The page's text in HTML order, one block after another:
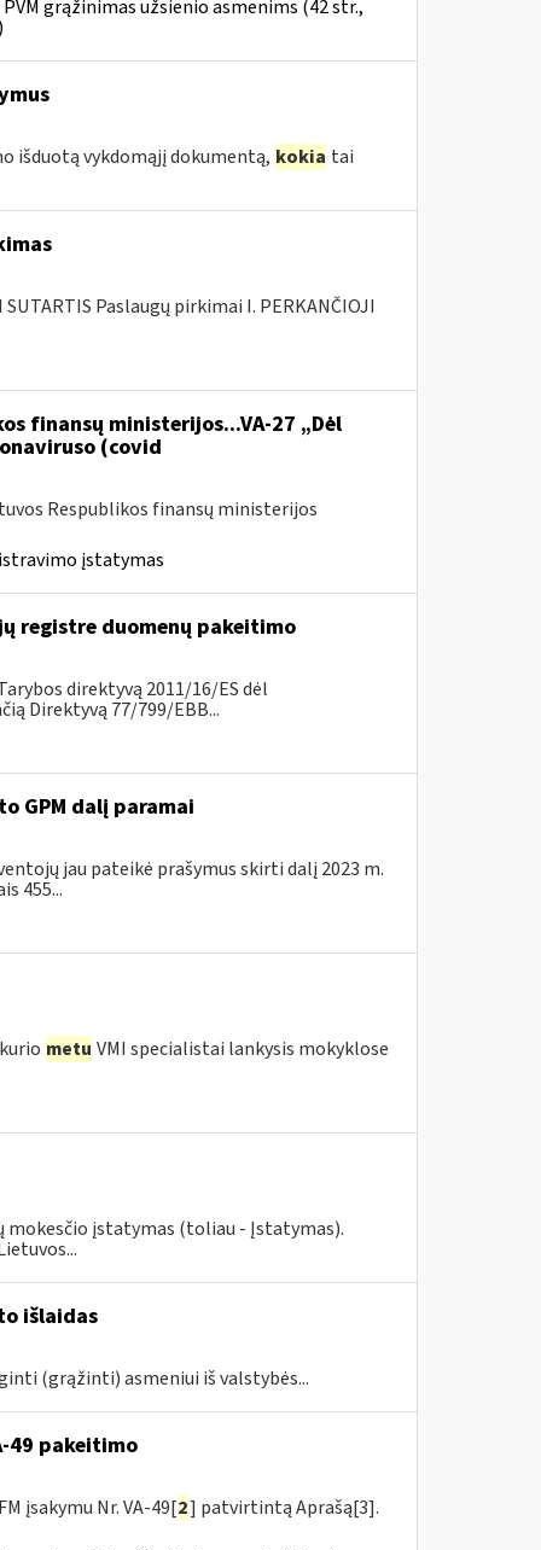
grąžinimas užsienio asmenims (42 str.,
išduotą vykdomąjį dokumentą, kokia tai
Paslaugų pirkimai I. PERKANČIOJI
finansų ministerijos...VA-27 „Dėl
(covid
Respublikos finansų ministerijos
įstatymas
registre duomenų pakeitimo
direktyvą 2011/16/ES dėl
Direktyvą 77/799/EBB...
GPM dalį paramai
jau pateikė prašymus skirti dalį 2023 m.
455...
metu VMI specialistai lankysis mokyklose
mokesčio įstatymas (toliau - Įstatymas).
išlaidas
(grąžinti) asmeniui iš valstybės...
49 pakeitimo
įsakymu Nr. VA-49[2] patvirtintą Aprašą[3].